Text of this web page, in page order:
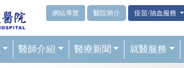
網站導覽 醫院簡介 疫苗/抽血服務
醫師介紹 醫療新聞 就醫服務